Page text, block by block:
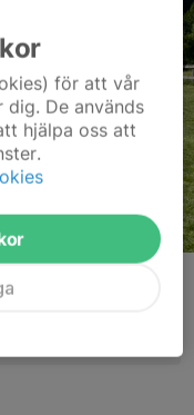
för att vår
De används
hjälpa oss att